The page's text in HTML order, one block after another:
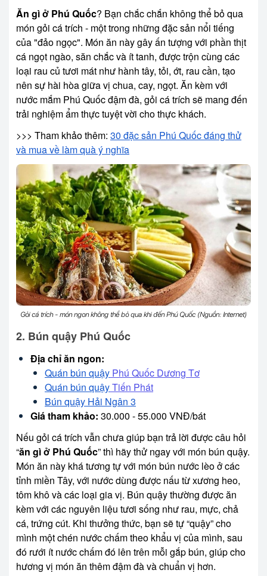
Ăn gì ở Phú Quốc? Bạn chắc chắn không thể bỏ qua
món gỏi cá trích - một trong những đặc sản nổi tiếng
của "đảo ngọc". Món ăn này gây ấn tượng với phần thịt
cá ngọt ngào, săn chắc và ít tanh, được trộn cùng các
loại rau củ tươi mát như hành tây, tỏi, ớt, rau cần, tạo
nên sự hài hòa giữa vị chua, cay, ngọt. Ăn kèm với
nước mắm Phú Quốc đậm đà, gỏi cá trích sẽ mang đến
trải nghiệm ẩm thực tuyệt vời cho thực khách.
>>> Tham khảo thêm: 30 đặc sản Phú Quốc đáng thử
và mua về làm quà ý nghĩa
Gỏi cá trích - món ngon không thể bỏ qua khi đến Phú Quốc (Nguồn: Internet)
2. Bún quậy Phú Quốc
Địa chỉ ăn ngon:
Quán bún quậy Phú Quốc Dương Tơ
Quán bún quậyTiến Phát
Bún quậy Hải Ngân 3
Giá tham khảo: 30.000 - 55.000 VNĐ/bát
Nếu gỏi cá trích vẫn chưa giúp bạn trả lời được câu hỏi
“ăn gì ở Phú Quốc” thì hãy thử ngay với món bún quậy.
Món ăn này khá tương tự với món bún nước lèo ở các
tỉnh miền Tây, với nước dùng được nấu từ xương heo,
tôm khô và các loại gia vị. Bún quậy thường được ăn
kèm với các nguyên liệu tươi sống như rau, mực, chả
cá, trứng cút. Khi thưởng thức, bạn sẽ tự “quậy” cho
mình một chén nước chấm theo khẩu vị của mình, sau
đó rưới ít nước chấm đó lên trên mỗi gắp bún, giúp cho
hương vị món ăn thêm đậm đà và chuẩn vị hơn.